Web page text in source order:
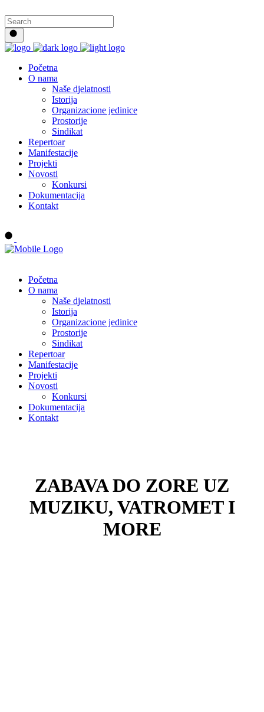
Početna
O nama
Naše djelatnosti
Istorija
Organizacione jedinice
Prostorije
Sindikat
Repertoar
Manifestacije
Projekti
Novosti
Konkursi
Dokumentacija
Kontakt
Početna
O nama
Naše djelatnosti
Istorija
Organizacione jedinice
Prostorije
Sindikat
Repertoar
Manifestacije
Projekti
Novosti
Konkursi
Dokumentacija
Kontakt
ZABAVA DO ZORE UZ
MUZIKU, VATROMET I
MORE